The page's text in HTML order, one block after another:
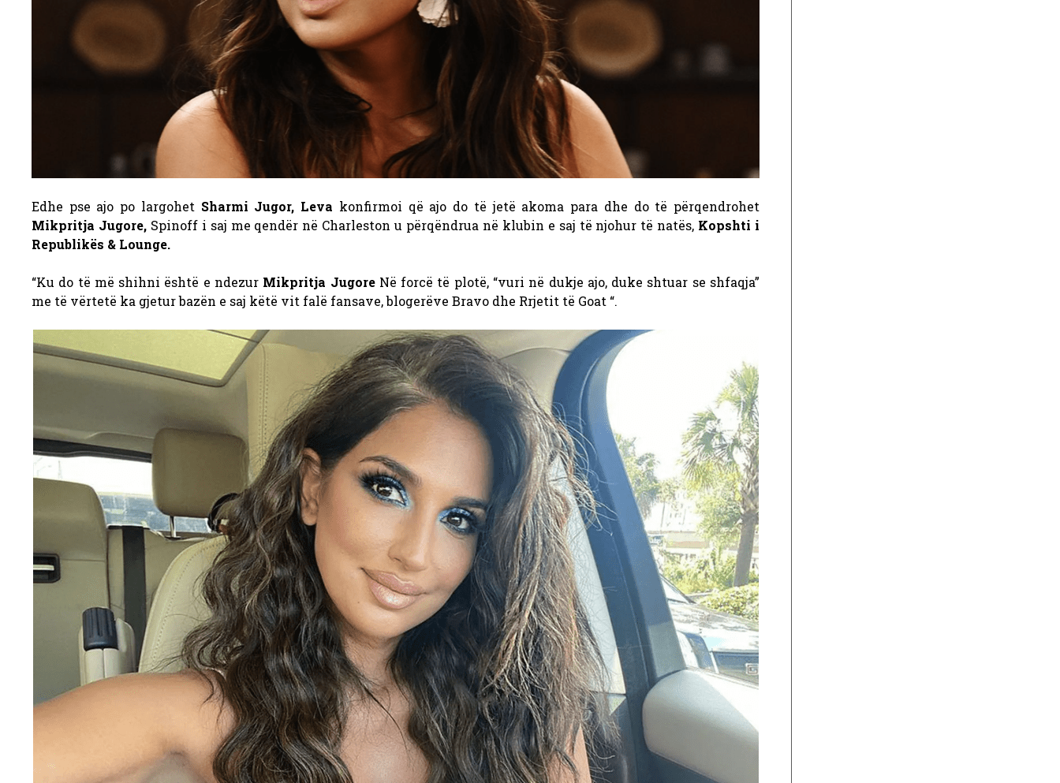
Edhe pse ajo po largohet Sharmi Jugor, Leva konfirmoi që ajo do të jetë akoma para dhe do të përqendrohet
Mikpritja Jugore,Spinoff i saj me qendër në Charleston u përqëndrua në klubin e saj të njohur të natës, Kopshti i
Republikës & Lounge.
“Ku do të më shihni është e ndezur Mikpritja JugoreNë forcë të plotë, “vuri në dukje ajo, duke shtuar se shfaqja”
me të vërtetë ka gjetur bazën e saj këtë vit falë fansave, blogerëve Bravo dhe Rrjetit të Goat “.